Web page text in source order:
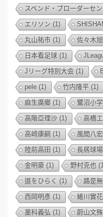
スベンド・ブローダーセン
エリソン (1)
丸山祐市 (1) 佐々木旭
日本看足球 (1)
Jリーグ特別大会 (1)
pele (1) 竹内隆平 (1)
麻生廣鄉 (1) 鷺沼小
高階亞理沙 (1) 高橋
高崎康嗣 (1) 風間八宏
陸前高田 (1) 長居球場
金明豪 (1) 野村克也
道をひらく (1) 路是
西岡明彥 (1) 蜷川實花
藁科義弘 (1) 蔚山文